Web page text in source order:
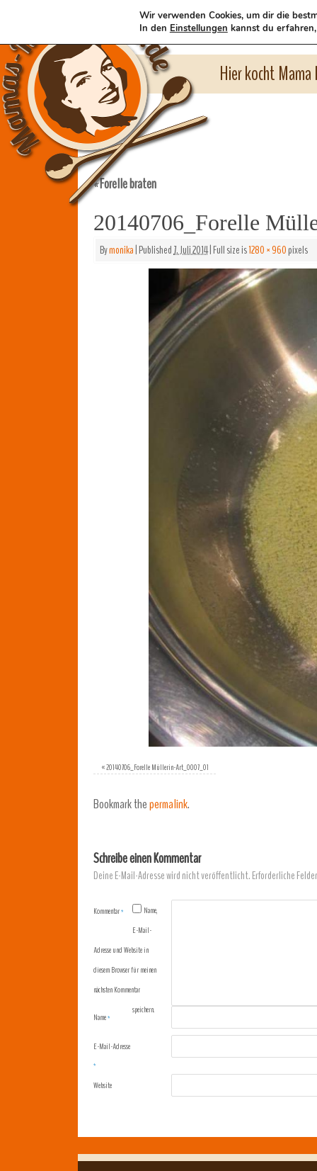
Hier kocht
«Forelle braten
20140706_Forelle
Bymonika|Published7. Juli 2014|Full size is1280 × 960pixels
«20140706_Forelle Müllerin-Art_0007_01
Bookmark thepermalink.
Schreibe einen Kommentar
Deine E-Mail-Adresse wird nicht veröffentlicht.Erforderliche
Kommentar*
Name*
E-Mail-Adresse
*
Website
Name,
E-Mail-
Adresse und Website in
diesem Browser für meinen
nächsten Kommentar
speichern.
Wir verwenden Cookies, um dir die
In den Einstellungen kannst du